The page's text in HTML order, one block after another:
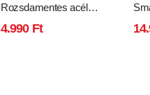
Rozsdamentes acél
4.990 Ft